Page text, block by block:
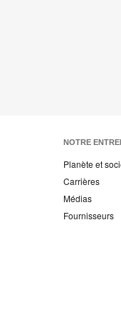
NOTRE
Planète et
Carrières
Médias
Fournisseurs